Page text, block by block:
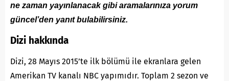
ne zaman yayınlanacak gibi aramalarınıza yorum
güncel’den yanıt bulabilirsiniz.
Dizi hakkında
Dizi, 28 Mayıs 2015’te ilk bölümü ile ekranlara gelen
Amerikan TV kanalı NBC yapımıdır. Toplam 2 sezon ve